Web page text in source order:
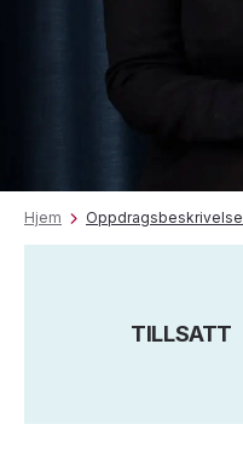
Hjem Oppdragsbeskrivelse
TILLSATT